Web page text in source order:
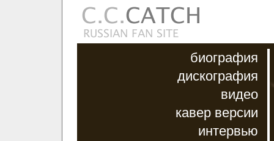
биография
дискография
видео
кавер версии
интервью